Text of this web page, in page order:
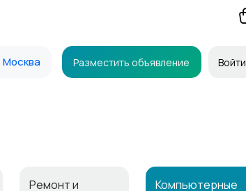
Москва Разместить объявление Войти
Ремонт и
Компьютерные